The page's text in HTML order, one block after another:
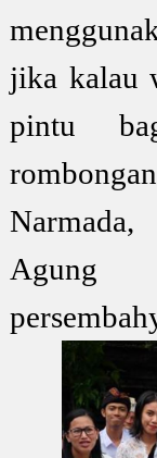
jika kalau
pintu
Agung